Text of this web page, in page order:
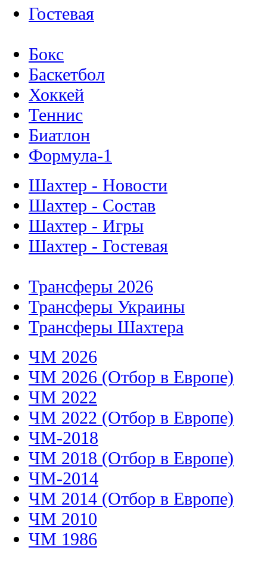
Гостевая
Бокс
Баскетбол
Хоккей
Теннис
Биатлон
Формула-1
Шахтер - Новости
Шахтер - Состав
Шахтер - Игры
Шахтер - Гостевая
Трансферы 2026
Трансферы Украины
Трансферы Шахтера
ЧМ 2026
ЧМ 2026 (Отбор в Европе)
ЧМ 2022
ЧМ 2022 (Отбор в Европе)
ЧМ-2018
ЧМ 2018 (Отбор в Европе)
ЧМ-2014
ЧМ 2014 (Отбор в Европе)
ЧМ 2010
ЧМ 1986